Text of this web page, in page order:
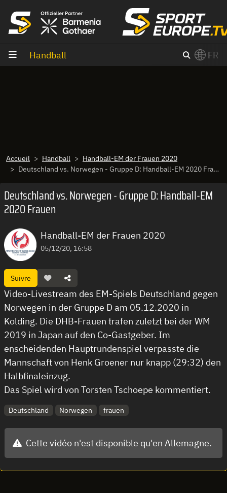
Handball FR
Accueil Handball
Handball-EM der Frauen 2020
Deutschland vs. Norwegen - Gruppe D: Handball-EM 2020 Frauen
Deutschland vs. Norwegen - Gruppe D: Handball-EM
2020 Frauen
Handball-EM der Frauen 2020
05/12/20, 16:58
Suivre
Video-Livestream des EM-Spiels Deutschland gegen
Norwegen in der Gruppe D am 05.12.2020 in
Kolding. Die DHB-Frauen trafen zuletzt bei der WM
2019 in Japan auf den Co-Gastgeber. Im
enscheidenden Hauptrundenspiel verpasste die
Mannschaft von Henk Groener nur knapp (29:32) den
Halbfinaleinzug.
Das Spiel wird von Torsten Tschoepe kommentiert.
Deutschland Norwegen frauen
Cette vidéo n'est disponible qu'en Allemagne.